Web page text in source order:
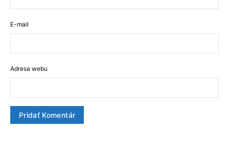
E-mail
Adresa webu